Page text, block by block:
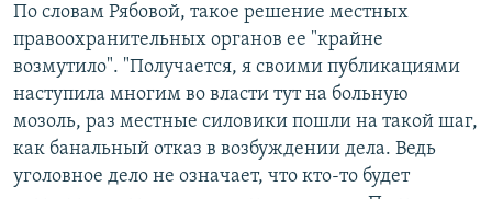
По словам Рябовой, такое решение местных
правоохранительных органов ее "крайне
возмутило". "Получается, я своими публикациями
наступила многим во власти тут на больную
мозоль, раз местные силовики пошли на такой шаг,
как банальный отказ в возбуждении дела. Ведь
уголовное дело не означает, что кто-то будет